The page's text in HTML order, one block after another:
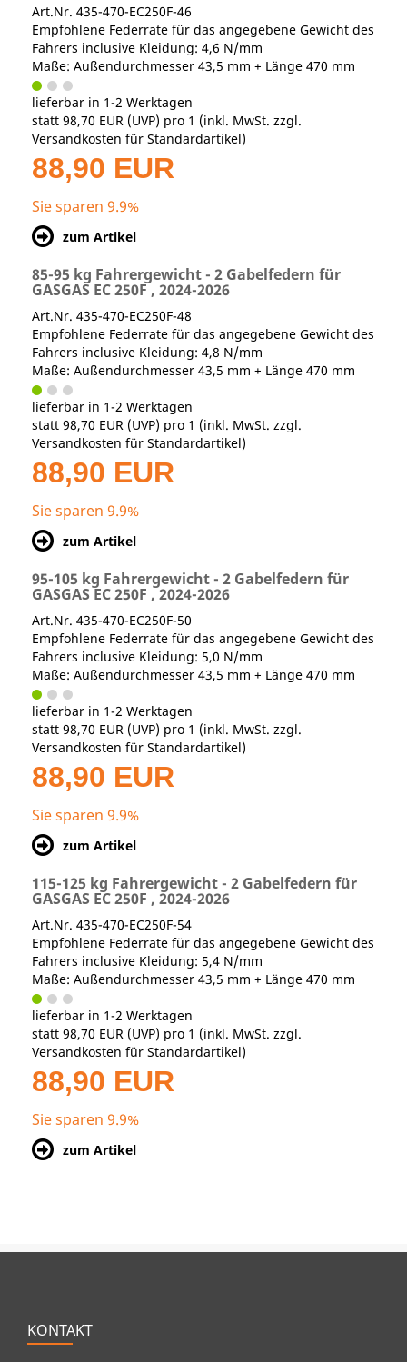
Art.Nr. 435-470-EC250F-46
Empfohlene Federrate für das angegebene Gewicht des
Fahrers inclusive Kleidung: 4,6 N/mm
Maße: Außendurchmesser 43,5 mm + Länge 470 mm
lieferbar in 1-2 Werktagen
statt 98,70 EUR (UVP) pro 1 (inkl. MwSt. zzgl.
Versandkosten für Standardartikel)
88,90 EUR
Sie sparen 9.9%
zum Artikel
85-95 kg Fahrergewicht - 2 Gabelfedern für
GASGAS EC 250F , 2024-2026
Art.Nr. 435-470-EC250F-48
Empfohlene Federrate für das angegebene Gewicht des
Fahrers inclusive Kleidung: 4,8 N/mm
Maße: Außendurchmesser 43,5 mm + Länge 470 mm
lieferbar in 1-2 Werktagen
statt 98,70 EUR (UVP) pro 1 (inkl. MwSt. zzgl.
Versandkosten für Standardartikel)
88,90 EUR
Sie sparen 9.9%
zum Artikel
95-105 kg Fahrergewicht - 2 Gabelfedern für
GASGAS EC 250F , 2024-2026
Art.Nr. 435-470-EC250F-50
Empfohlene Federrate für das angegebene Gewicht des
Fahrers inclusive Kleidung: 5,0 N/mm
Maße: Außendurchmesser 43,5 mm + Länge 470 mm
lieferbar in 1-2 Werktagen
statt 98,70 EUR (UVP) pro 1 (inkl. MwSt. zzgl.
Versandkosten für Standardartikel)
88,90 EUR
Sie sparen 9.9%
zum Artikel
115-125 kg Fahrergewicht - 2 Gabelfedern für
GASGAS EC 250F , 2024-2026
Art.Nr. 435-470-EC250F-54
Empfohlene Federrate für das angegebene Gewicht des
Fahrers inclusive Kleidung: 5,4 N/mm
Maße: Außendurchmesser 43,5 mm + Länge 470 mm
lieferbar in 1-2 Werktagen
statt 98,70 EUR (UVP) pro 1 (inkl. MwSt. zzgl.
Versandkosten für Standardartikel)
88,90 EUR
Sie sparen 9.9%
zum Artikel
KONTAKT